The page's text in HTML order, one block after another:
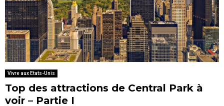
Vivre aux Etats-Unis
Top des attractions de Central Park à
voir – Partie I